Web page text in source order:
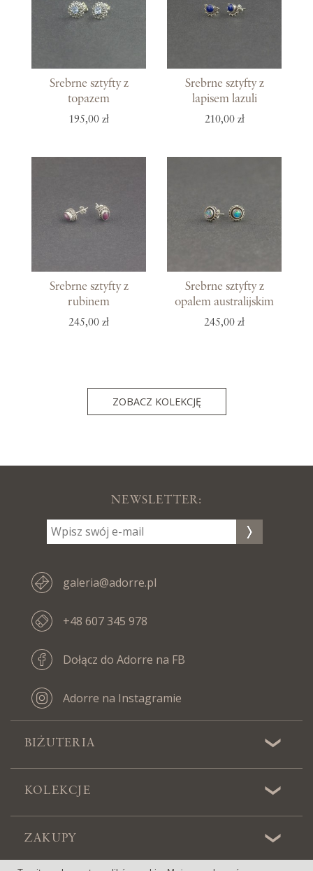
Srebrne sztyfty z
topazem
195,00 zł
Srebrne sztyfty z
lapisem lazuli
210,00 zł
Srebrne sztyfty z
rubinem
245,00 zł
Srebrne sztyfty z
opalem australijskim
245,00 zł
ZOBACZ KOLEKCJĘ
NEWSLETTER:
galeria@adorre.pl
+48 607 345 978
Dołącz do Adorre na FB
Adorre na Instagramie
BIŻUTERIA
KOLEKCJE
ZAKUPY